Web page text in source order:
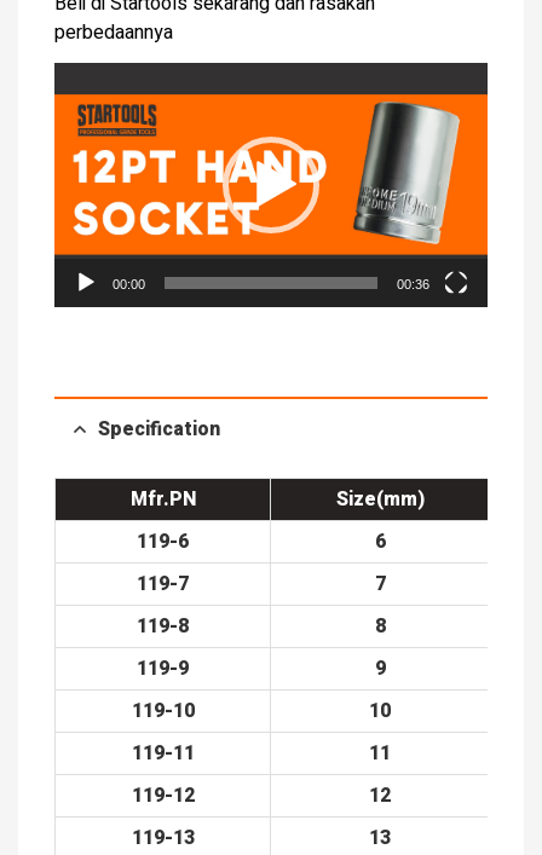
perbedaannya
Player
00:00 00:36
Specification
Mfr.PN
Size(mm)
119-6
6
119-7
7
119-8
8
119-9
9
119-10
10
119-11
11
119-12
12
119-13
13